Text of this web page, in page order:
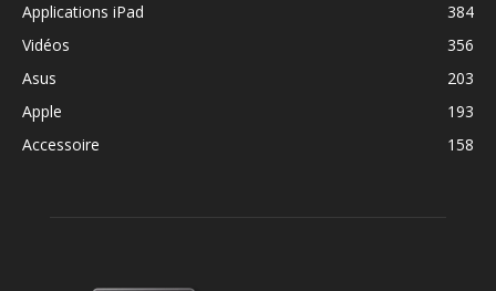
Applications iPad
384
Vidéos
356
Asus
203
Apple
193
Accessoire
158